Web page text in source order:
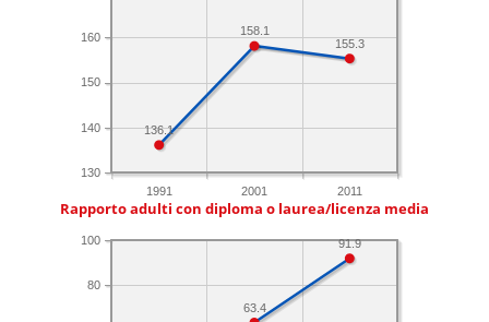
1991 2001 2011
130
140
150
160 155.3
158.1
136.1
Rapporto adulti con diploma o laurea/licenza media
80
100 91.9
63.4